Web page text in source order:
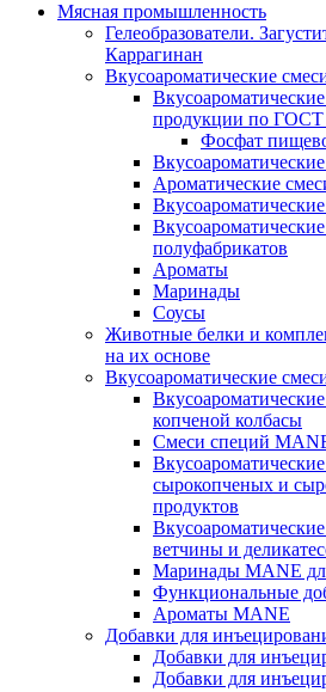
Мясная промышленность
Гелеобразователи.
Каррагинан
Вкусоароматические
продукции по ГОСТ
Фосфат
Ароматические
полуфабрикатов
Ароматы
Маринады
Соусы
Животные белки и
на их основе
Вкусоароматические
копченой колбасы
Смеси специй
сырокопченых и
продуктов
ветчины и
Маринады MANE
Функциональные
Ароматы MANE
Добавки для
Добавки для
Добавки для